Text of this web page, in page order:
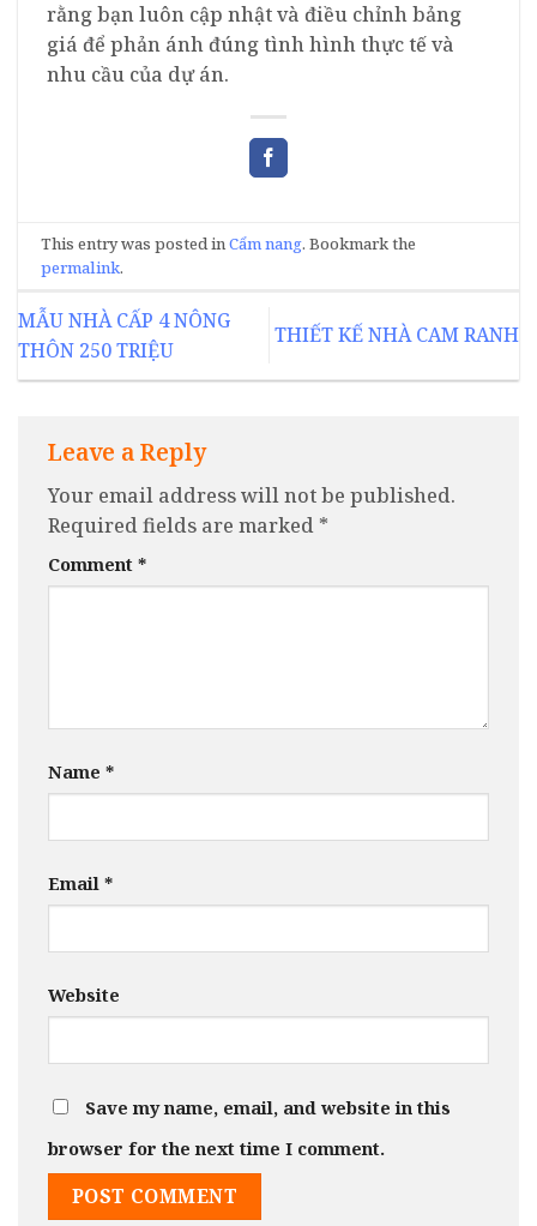
rằng bạn luôn cập nhật và điều chỉnh bảng
giá để phản ánh đúng tình hình thực tế và
nhu cầu của dự án.
This entry was posted inCẩm nang. Bookmark the
permalink.
MẪU NHÀ CẤP 4 NÔNG
THÔN 250 TRIỆU
THIẾT KẾ NHÀ CAM RANH
Leave a Reply
Your email address will not be published.
Required fields are marked *
Comment *
Name *
Email *
Website
Save my name, email, and website in this
browser for the next time I comment.